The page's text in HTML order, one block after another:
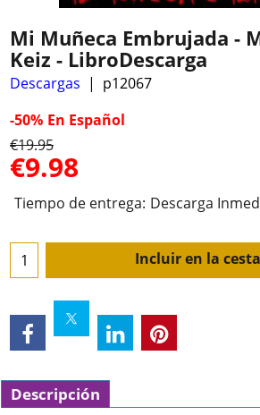
Mi Muñeca Embrujada -
Keiz - LibroDescarga
Descargas
p12067
-50% En Español
€19.95
€9.98
Tiempo de entrega: Descarga
Incluir en la cesta
Descripción